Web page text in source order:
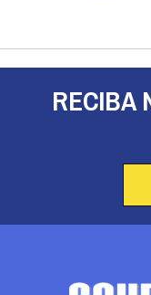
RECIBA